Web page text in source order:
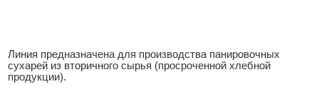
Линия предназначена для производства панировочных
сухарей из вторичного сырья (просроченной хлебной
продукции).